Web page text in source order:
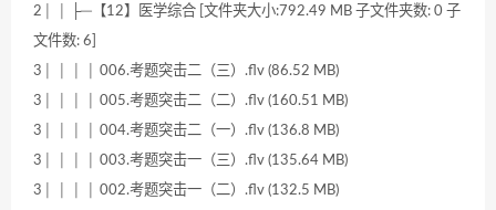
2│ │ ├─【12】医学综合 [文件夹大小:792.49 MB 子文件夹数: 0 子
文件数: 6]
3│ │ │ │ 006.考题突击二（三）.flv (86.52 MB)
3│ │ │ │ 005.考题突击二（二）.flv (160.51 MB)
3│ │ │ │ 004.考题突击二（一）.flv (136.8 MB)
3│ │ │ │ 003.考题突击一（三）.flv (135.64 MB)
3│ │ │ │ 002.考题突击一（二）.flv (132.5 MB)